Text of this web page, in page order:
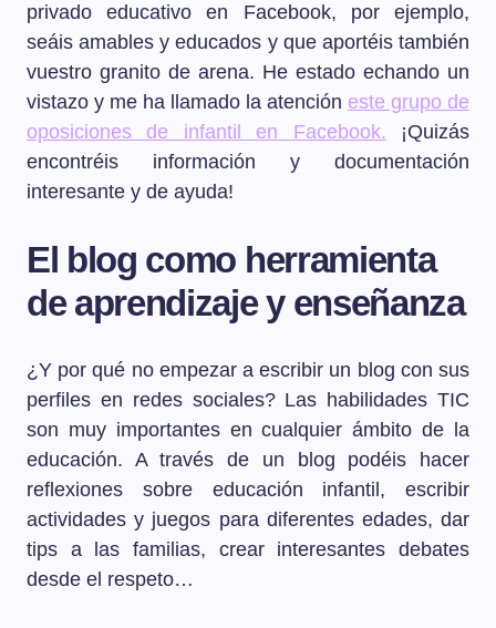
privado educativo en Facebook, por ejemplo,
seáis amables y educados y que aportéis también
vuestro granito de arena. He estado echando un
vistazo y me ha llamado la atención este grupo de
oposiciones de infantil en Facebook. ¡Quizás
encontréis información y documentación
interesante y de ayuda!
El blog como herramienta
de aprendizaje y enseñanza
¿Y por qué no empezar a escribir un blog con sus
perfiles en redes sociales? Las habilidades TIC
son muy importantes en cualquier ámbito de la
educación. A través de un blog podéis hacer
reflexiones sobre educación infantil, escribir
actividades y juegos para diferentes edades, dar
tips a las familias, crear interesantes debates
desde el respeto…